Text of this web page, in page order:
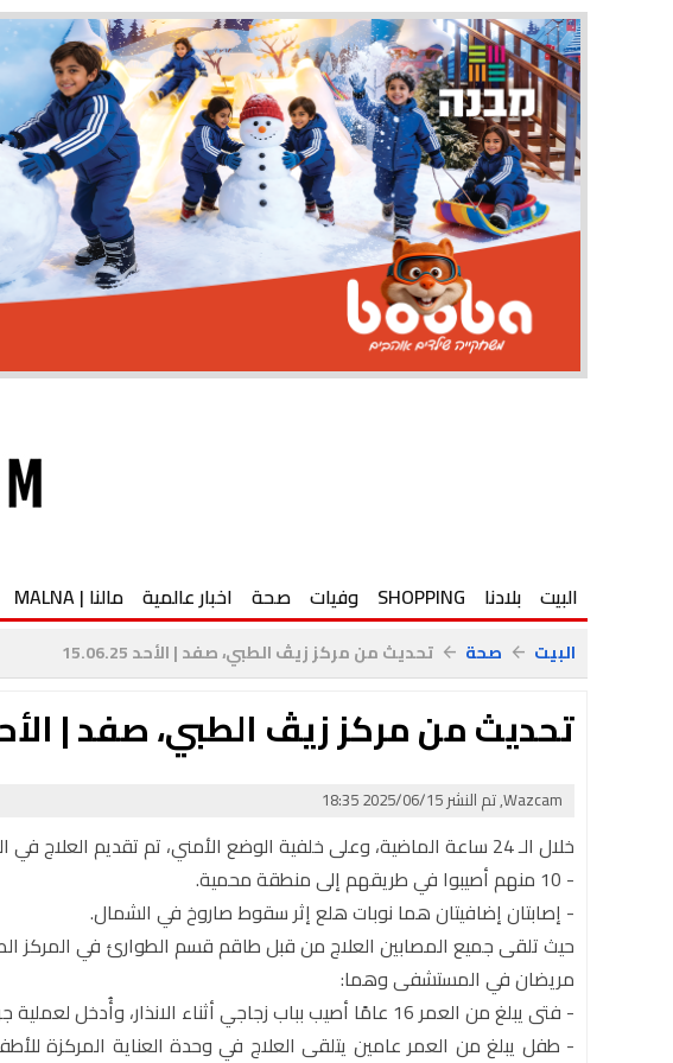
البيت بلادنا SHOPPING وفيات صحة اخبار عالمية مالنا | MALNA
البيت arrow_back صحة arrow_back تحديث من مركز زيڤ الطبي، صفد | الأحد 15.06.25
تحديث من مركز زيڤ الطبي، صفد | الأحد
Wazcam, تم النشر 2025/06/15 18:35
خلال الـ 24 ساعة الماضية، وعلى خلفية الوضع الأمني، تم تقديم العلاج في المركز الطبي زيڤ في صفد لـ 12 مصابًا:
- 10 منهم أصيبوا في طريقهم إلى منطقة محمية.
- إصابتان إضافيتان هما نوبات هلع إثر سقوط صاروخ في الشمال.
حيث تلقى جميع المصابين العلاج من قبل طاقم قسم الطوارئ في المركز
مريضان في المستشفى وهما:
- فتى يبلغ من العمر 16 عامًا أصيب بباب زجاجي أثناء الانذار، وأُدخل لعملية جراحية. حالته الآن مستقرة.
- طفل يبلغ من العمر عامين يتلقى العلاج في وحدة العناية المركزة